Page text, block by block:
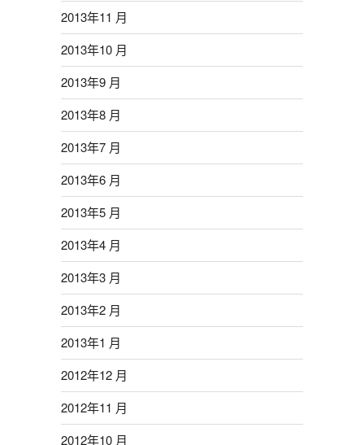
2013年11 月
2013年10 月
2013年9 月
2013年8 月
2013年7 月
2013年6 月
2013年5 月
2013年4 月
2013年3 月
2013年2 月
2013年1 月
2012年12 月
2012年11 月
2012年10 月